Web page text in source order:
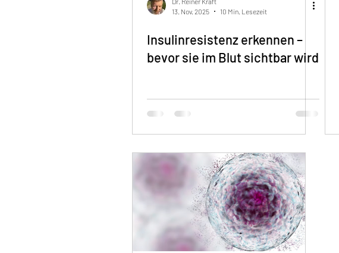
13. Nov. 2025
10 Min. Lesezeit
Insulinresistenz erkennen –
bevor sie im Blut sichtbar wird